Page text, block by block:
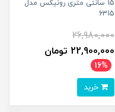
15 سانتی متری رونیکس مدل
6315
26,980,000
22,900,000 تومان
16%